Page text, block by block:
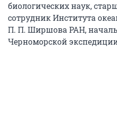
биологических наук,
сотрудник Института
П. П. Ширшова РАН,
Черноморской экспедиции